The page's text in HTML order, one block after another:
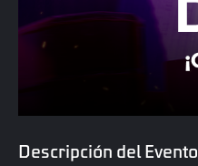
Descripción del Evento